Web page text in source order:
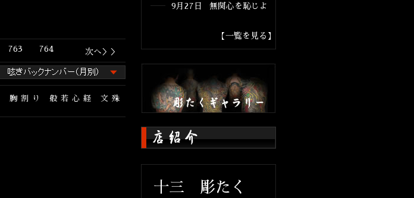
763 764 次へ＞＞
胸割り 般若心経
文殊
9月27日 無関心を恥じよ
【一覧を見る】
十三 彫たく